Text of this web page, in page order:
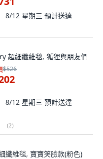
8/12 星期三 預計送達
超細纖維毯, 狐狸與朋友們
$526
8/12 星期三 預計送達
(2)
纖維毯, 寶寶笑臉款(粉色)